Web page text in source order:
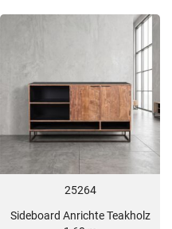
25264
Sideboard Anrichte Teakholz